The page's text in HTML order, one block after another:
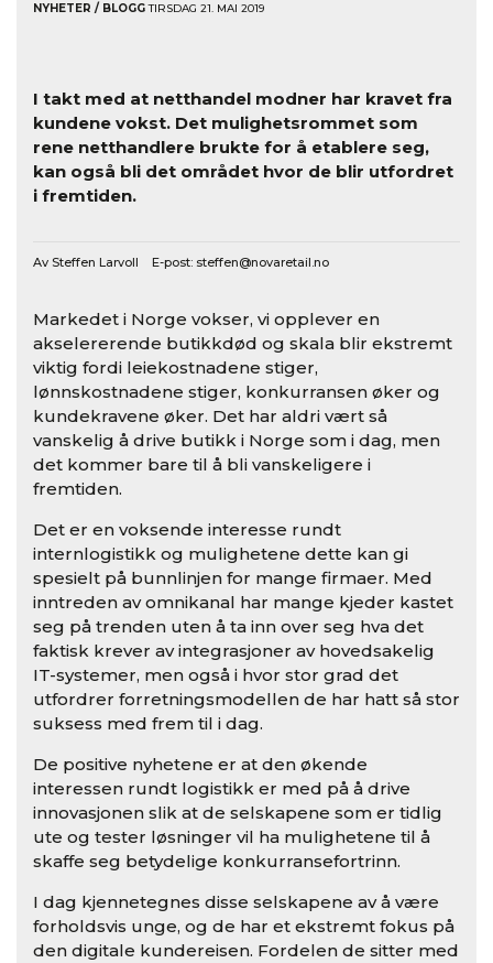
NYHETER / BLOGGTIRSDAG 21. MAI 2019
I takt med at netthandel modner har kravet fra
kundene vokst. Det mulighetsrommet som
rene netthandlere brukte for å etablere seg,
kan også bli det området hvor de blir utfordret
i fremtiden.
Av Steffen Larvoll E-post: steffen@novaretail.no
Markedet i Norge vokser, vi opplever en
akselererende butikkdød og skala blir ekstremt
viktig fordi leiekostnadene stiger,
lønnskostnadene stiger, konkurransen øker og
kundekravene øker. Det har aldri vært så
vanskelig å drive butikk i Norge som i dag, men
det kommer bare til å bli vanskeligere i
fremtiden.
Det er en voksende interesse rundt
internlogistikk og mulighetene dette kan gi
spesielt på bunnlinjen for mange firmaer. Med
inntreden av omnikanal har mange kjeder kastet
seg på trenden uten å ta inn over seg hva det
faktisk krever av integrasjoner av hovedsakelig
IT-systemer, men også i hvor stor grad det
utfordrer forretningsmodellen de har hatt så stor
suksess med frem til i dag.
De positive nyhetene er at den økende
interessen rundt logistikk er med på å drive
innovasjonen slik at de selskapene som er tidlig
ute og tester løsninger vil ha mulighetene til å
skaffe seg betydelige konkurransefortrinn.
I dag kjennetegnes disse selskapene av å være
forholdsvis unge, og de har et ekstremt fokus på
den digitale kundereisen. Fordelen de sitter med